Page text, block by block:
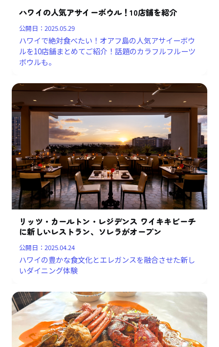
ハワイの人気アサイーボウル！10店舗を紹介
公開日：2025.05.29
ハワイで絶対食べたい！オアフ島の人気アサイーボウ
ルを10店舗まとめてご紹介！話題のカラフルフルーツ
ボウルも。
リッツ・カールトン・レジデンス ワイキキビーチ
に新しいレストラン、ソレラがオープン
公開日：2025.04.24
ハワイの豊かな食文化とエレガンスを融合させた新し
いダイニング体験